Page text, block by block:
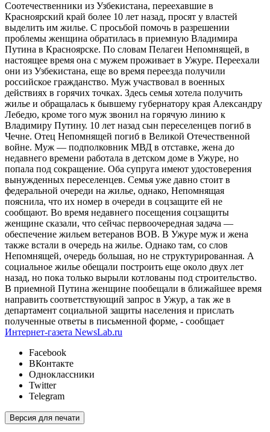
Соотечественники из Узбекистана, переехавшие в
Красноярский край более 10 лет назад, просят у властей
выделить им жилье. С просьбой помочь в разрешении
проблемы женщина обратилась в приемную Владимира
Путина в Красноярске. По словам Пелагеи Непомнящей, в
настоящее время она с мужем проживает в Ужуре. Переехали
они из Узбекистана, еще во время переезда получили
российское гражданство. Муж участвовал в военных
действиях в горячих точках. Здесь семья хотела получить
жилье и обращалась к бывшему губернатору края Александру
Лебедю, кроме того муж звонил на горячую линию к
Владимиру Путину. 10 лет назад сын переселенцев погиб в
Чечне. Отец Непомнящей погиб в Великой Отечественной
войне. Муж — подполковник МВД в отставке, жена до
недавнего времени работала в детском доме в Ужуре, но
попала под сокращение. Оба супруга имеют удостоверения
вынужденных переселенцев. Семья уже давно стоит в
федеральной очереди на жилье, однако, Непомнящая
пояснила, что их номер в очереди в соцзащите ей не
сообщают. Во время недавнего посещения соцзащиты
женщине сказали, что сейчас первоочередная задача —
обеспечение жильем ветеранов ВОВ. В Ужуре муж и жена
также встали в очередь на жилье. Однако там, со слов
Непомнящей, очередь большая, но не структурированная. А
социальное жилье обещали построить еще около двух лет
назад, но пока только вырыли котлованы под строительство.
В приемной Путина женщине пообещали в ближайшее время
направить соответствующий запрос в Ужур, а так же в
департамент социальной защиты населения и прислать
полученные ответы в письменной форме, - сообщает
Интернет-газета NewsLab.ru
Facebook
ВКонтакте
Одноклассники
Twitter
Telegram
Версия для печати